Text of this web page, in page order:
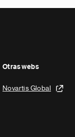
Otras webs
Novartis Global